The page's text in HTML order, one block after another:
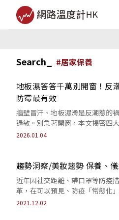
Search_ #居家保養
地板濕答答千萬別開窗！
防霉最有效
牆壁冒汗、地板濕滑是反潮惹的
過敏。別急著開窗，本文揭密四
搭配暖氣，有效擊退濕氣，找回居
2026.01.04
趨勢洞察/美妝趨勢 保養、
近年因社交距離、帶口罩等防疫
革，在可以預見、防疫「常態化
者關注的美妝焦點有何轉變？品牌
2021.12.02